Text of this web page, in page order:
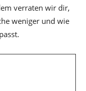
verraten wir dir,
weniger und wie